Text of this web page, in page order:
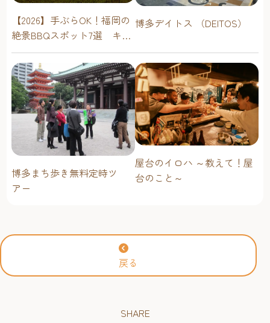
【2026】手ぶらOK！福岡の
絶景BBQスポット7選 キャ
ンプ場・海辺・公園で手軽
に楽しむ
博多デイトス （DEITOS）
博多まち歩き無料定時ツ
アー
屋台のイロハ ～教えて！屋
台のこと～
戻る
SHARE